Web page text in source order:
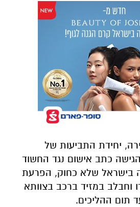
יחידת התביעות של
כתב אישום נגד החשוד
בישראל שלא כחוק, הפרעת
וחבלב במזיד ברכב בצוותא
תום ההליכים.